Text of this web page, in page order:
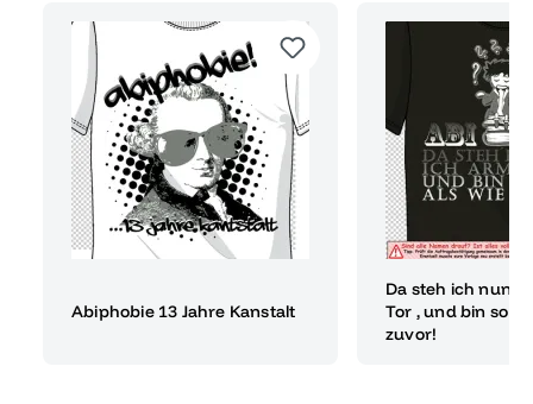
Abiphobie 13 Jahre Kanstalt
Da steh ich nun,
Tor , und bin so
zuvor!